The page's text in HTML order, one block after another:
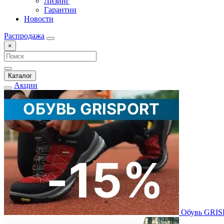
Гарантии
Новости
Распродажа
×
Каталог
Акции
Обувь